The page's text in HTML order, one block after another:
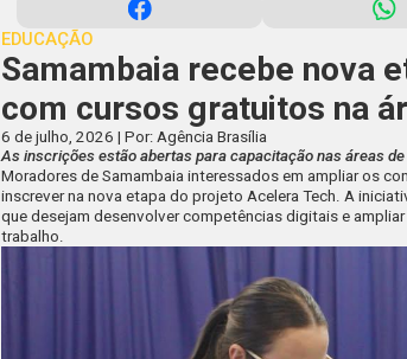
EDUCAÇÃO
Samambaia recebe nova
com cursos gratuitos na
6 de julho, 2026 | Por: Agência Brasília
As inscrições estão abertas para capacitação nas áreas
Moradores de Samambaia interessados em ampliar os
inscrever na nova etapa do projeto Acelera Tech. A
que desejam desenvolver competências digitais e
trabalho.